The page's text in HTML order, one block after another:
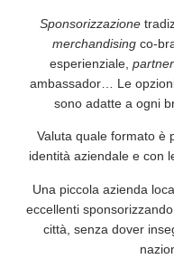
Sponsorizzazione
merchandisingco-
esperienziale,
ambassador… Le
sono adatte a ogni
Valuta quale formato è
identità aziendale e con
Una piccola azienda
eccellenti
città, senza dover